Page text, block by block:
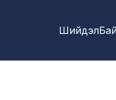
Шийдэл